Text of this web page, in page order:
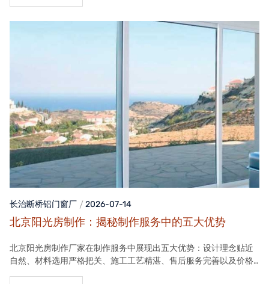
长治断桥铝门窗厂 2026-07-14
北京阳光房制作：揭秘制作服务中的五大优势
北京阳光房制作厂家在制作服务中展现出五大优势：设计理念贴近
自然、材料选用严格把关、施工工艺精湛、售后服务完善以及价格